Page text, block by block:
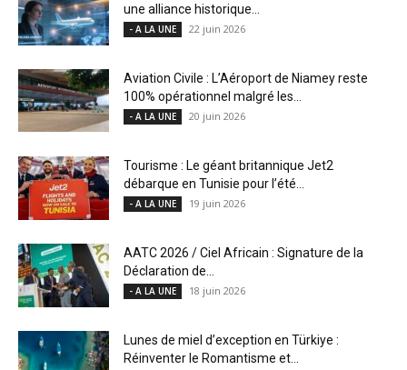
une alliance historique...
- A LA UNE 22 juin 2026
Aviation Civile : L’Aéroport de Niamey reste
100% opérationnel malgré les...
- A LA UNE 20 juin 2026
Tourisme : Le géant britannique Jet2
débarque en Tunisie pour l’été...
- A LA UNE 19 juin 2026
AATC 2026 / Ciel Africain : Signature de la
Déclaration de...
- A LA UNE 18 juin 2026
Lunes de miel d’exception en Türkiye :
Réinventer le Romantisme et...